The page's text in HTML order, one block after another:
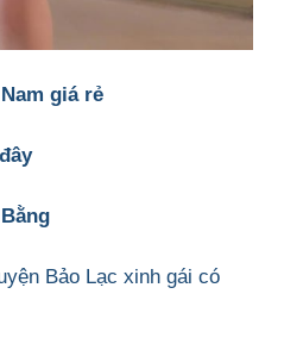
giá rẻ
Bảo Lạc xinh gái có